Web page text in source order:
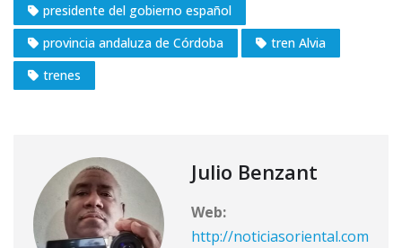
presidente del gobierno español
provincia andaluza de Córdoba
tren Alvia
trenes
Julio Benzant
Web:
http://noticiasoriental.com